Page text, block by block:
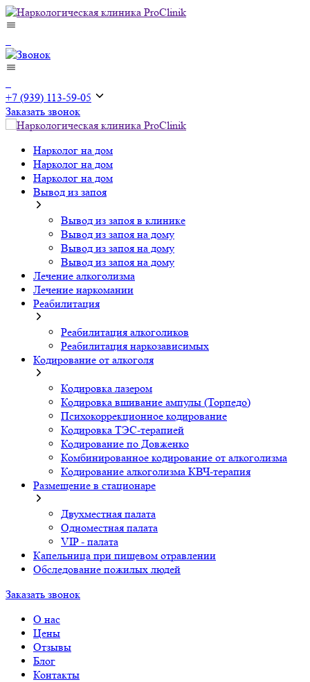
+7 (939) 113-59-05
Заказать звонок
Нарколог на дом
Нарколог на дом
Нарколог на дом
Вывод из запоя
Вывод из запоя в клинике
Вывод из запоя на дому
Вывод из запоя на дому
Вывод из запоя на дому
Лечение алкоголизма
Лечение наркомании
Реабилитация
Реабилитация алкоголиков
Реабилитация наркозависимых
Кодирование от алкоголя
Кодировка лазером
Кодировка вшивание ампулы (Торпедо)
Психокоррекционное кодирование
Кодировка ТЭС-терапией
Кодирование по Довженко
Комбинированное кодирование от алкоголизма
Кодирование алкоголизма КВЧ-терапия
Размещение в стационаре
Двухместная палата
Одноместная палата
VIP - палата
Капельница при пищевом отравлении
Обследование пожилых людей
Заказать звонок
О нас
Цены
Отзывы
Блог
Контакты